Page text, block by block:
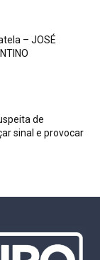
– JOSÉ
de
sinal e provocar